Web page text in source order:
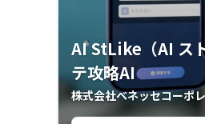
AI StLike（AI ス
テ攻略AI
株式会社ベネッセコーポ